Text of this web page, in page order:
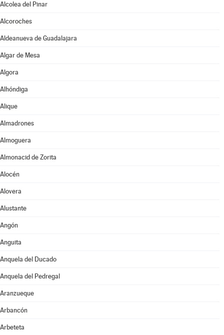
Alcolea del Pinar
Alcoroches
Aldeanueva de Guadalajara
Algar de Mesa
Algora
Alhóndiga
Alique
Almadrones
Almoguera
Almonacid de Zorita
Alocén
Alovera
Alustante
Angón
Anguita
Anquela del Ducado
Anquela del Pedregal
Aranzueque
Arbancón
Arbeteta